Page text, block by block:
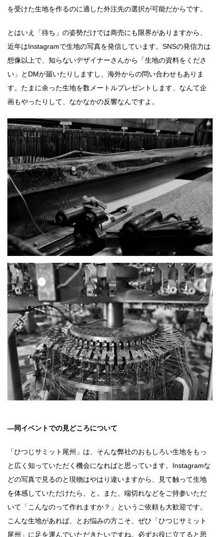
を受けた生地を作るのに適した外注先の選択が可能だからです。
とはいえ「待ち」の姿勢だけでは商売にも限界がありますから、
近年はInstagramで生地の写真を発信しています。SNSの発信力は
想像以上で、知らないデザイナーさんから「生地の資料をくださ
い」とDMが届いたりしますし、海外からの問い合わせもありま
す。たまに余った生地を数メートルプレゼントします、なんて企
画もやったりして、なかなかの反響なんですよ。
―同イベントでの見どころについて
「ひつじサミット尾州」は、そんな弊社のおもしろい生地をもっ
と広く知っていただく機会になればと思っています。Instagramな
どの写真で見るのと現物はやはり違いますから、見て触って生地
を体感していただけたら、と。また、端切れなどをご持参いただ
いて「こんなのって作れますか？」というご依頼も大歓迎です。
こんな生地があれば、とお悩みの方こそ、ぜひ「ひつじサミット
尾州」に足を運んでいただきたいですね。必ずお役に立てると思